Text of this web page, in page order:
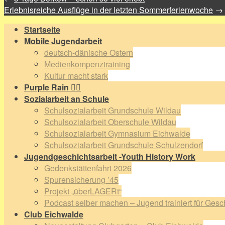
Erlebnisreiche Ausflüge in der letzten Sommerferienwoche →
Startseite
Mobile Jugendarbeit
deutsch-dänische Ostern
Medienkompenztraining
Kultur macht stark
Purple Rain 🏳️‍🌈
Sozialarbeit an Schule
Schulsozialarbeit Grundschule Wildau
Schulsozialarbeit Oberschule Wildau
Schulsozialarbeit Gymnasium Eichwalde
Schulsozialarbeit Grundschule Schulzendorf
Jugendgeschichtsarbeit -Youth History Work
Gedenkstättenfahrt 2026
Spurensicherung ’45
Projekt „überLAGERt“
Podcast selber machen – Jugend trainiert für
Club Eichwalde